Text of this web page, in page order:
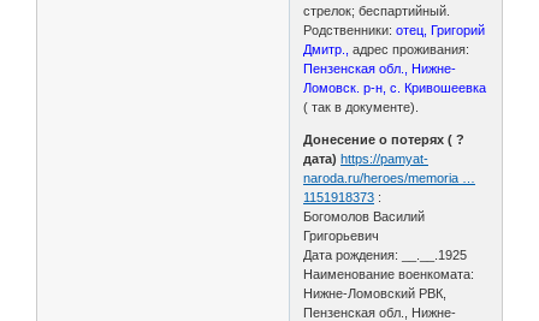
стрелок; беспартийный.
Родственники:отец, Григорий
Дмитр.,
адрес проживания:
Пензенская обл., Нижне-
Ломовск. р-н, с. Кривошеевка
( так в документе).
Донесение о потерях ( ?
дата) https://pamyat-
naroda.ru/heroes/memoria …
1151918373 :
Богомолов Василий
Григорьевич
Дата рождения: __.__.1925
Наименование военкомата:
Нижне-Ломовский РВК,
Пензенская обл., Нижне-